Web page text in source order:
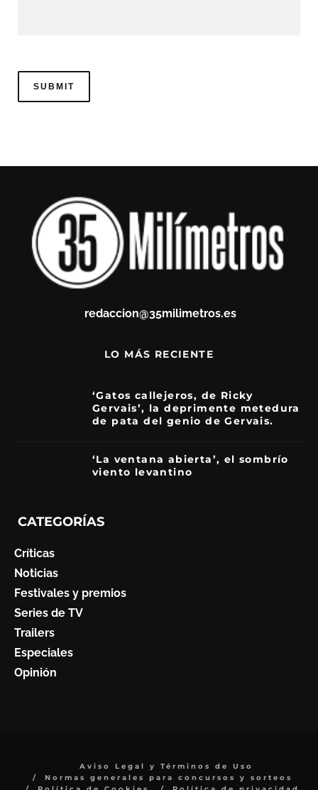
redaccion@35milimetros.es
LO MÁS RECIENTE
‘Gatos callejeros, de Ricky
Gervais’, la deprimente metedura
de pata del genio de Gervais.
‘La ventana abierta’, el sombrío
viento levantino
CATEGORÍAS
Críticas
Noticias
Festivales y premios
Series de TV
Trailers
Especiales
Opinión
Aviso Legal y Términos de Uso
Normas generales para concursos y sorteos